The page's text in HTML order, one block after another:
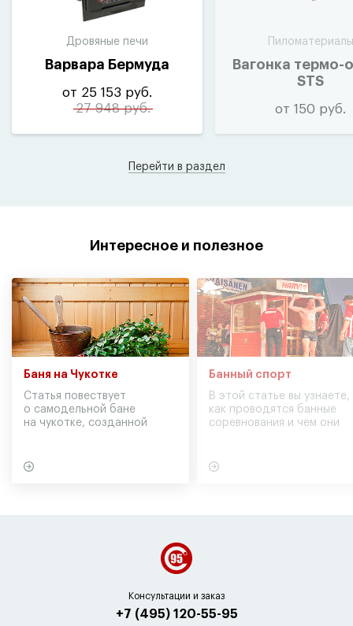
Дровяные печи
Варвара Бермуда
от 25 153 руб.
27 948 руб.
Пиломатериалы
Вагонка термо-
STS
от 150 руб.
Перейти в раздел
Интересное и полезное
Баня на Чукотке
Статья повествует
о самодельной бане
на чукотке, созданной
Банный спорт
В этой статье вы узнаете,
как проводятся банные
соревнования и чем они
Консультации и заказ
+7 (495) 120-55-95